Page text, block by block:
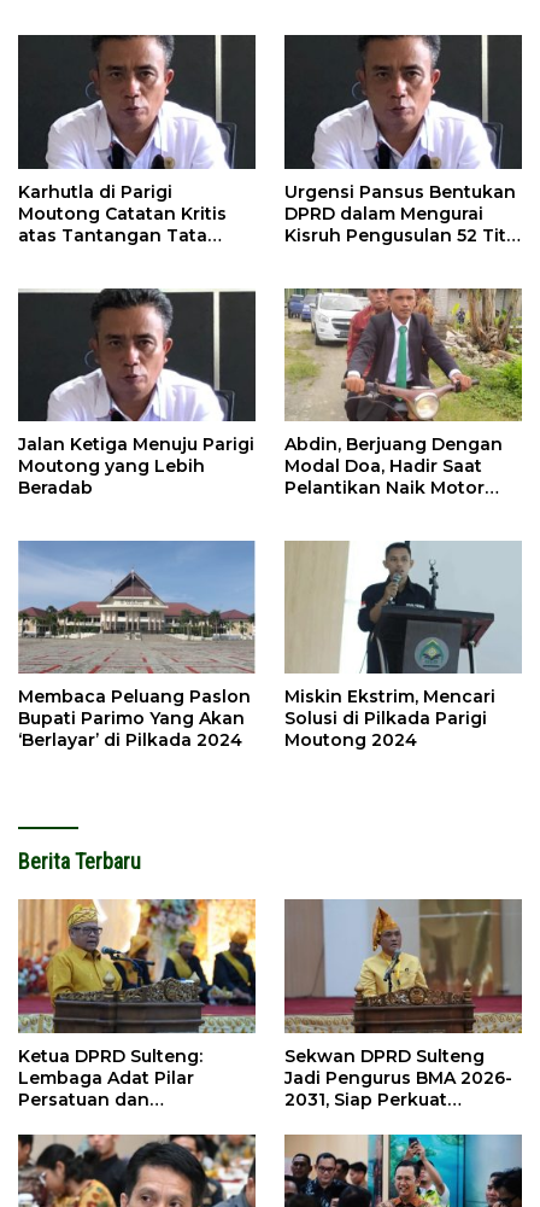
Karhutla di Parigi
Moutong Catatan Kritis
atas Tantangan Tata
Urgensi Pansus Bentukan
DPRD dalam Mengurai
Kisruh Pengusulan 52 Titik
Jalan Ketiga Menuju Parigi
Moutong yang Lebih
Beradab
Abdin, Berjuang Dengan
Modal Doa, Hadir Saat
Pelantikan Naik Motor
Membaca Peluang Paslon
Bupati Parimo Yang Akan
‘Berlayar’ di Pilkada 2024
Miskin Ekstrim, Mencari
Solusi di Pilkada Parigi
Moutong 2024
Berita Terbaru
Ketua DPRD Sulteng:
Lembaga Adat Pilar
Persatuan dan
Sekwan DPRD Sulteng
Jadi Pengurus BMA 2026-
2031, Siap Perkuat